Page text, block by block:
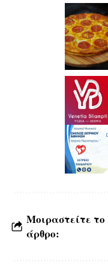
Μοιραστείτε το
άρθρο: